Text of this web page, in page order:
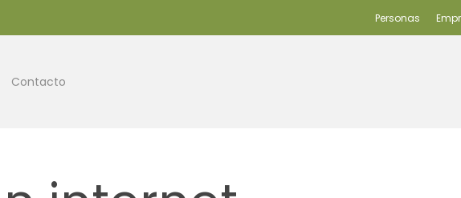
Personas
Contacto